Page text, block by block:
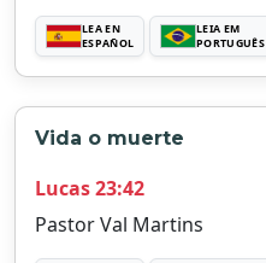
LEA EN
ESPAÑOL
LEIA EM
PORTUGUÊS
Vida o muerte
Lucas 23:42
Pastor Val Martins